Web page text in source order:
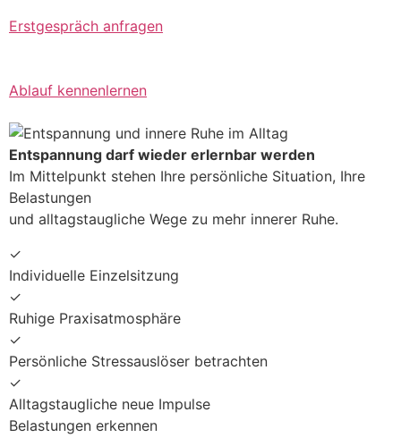
Erstgespräch anfragen
Ablauf kennenlernen
Entspannung darf wieder erlernbar werden
Im Mittelpunkt stehen Ihre persönliche Situation, Ihre
Belastungen
und alltagstaugliche Wege zu mehr innerer Ruhe.
✓
Individuelle Einzelsitzung
✓
Ruhige Praxisatmosphäre
✓
Persönliche Stressauslöser betrachten
✓
Alltagstaugliche neue Impulse
Belastungen erkennen